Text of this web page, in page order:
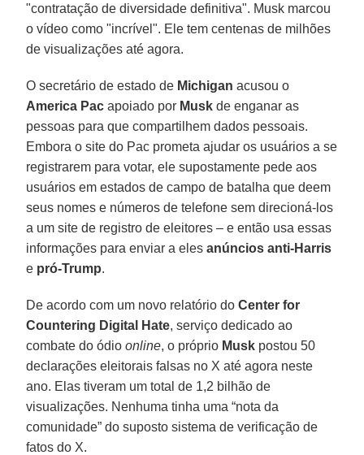
"contratação de diversidade definitiva". Musk marcou
o vídeo como "incrível". Ele tem centenas de milhões
de visualizações até agora.
O secretário de estado de Michigan acusou o
America Pac apoiado por Musk de enganar as
pessoas para que compartilhem dados pessoais.
Embora o site do Pac prometa ajudar os usuários a se
registrarem para votar, ele supostamente pede aos
usuários em estados de campo de batalha que deem
seus nomes e números de telefone sem direcioná-los
a um site de registro de eleitores – e então usa essas
informações para enviar a elesanúncios anti-Harris
e pró-Trump.
De acordo com um novo relatório doCenter for
Countering Digital Hate, serviço dedicado ao
combate do ódioonline, o próprio Musk postou 50
declarações eleitorais falsas no X até agora neste
ano. Elas tiveram um total de 1,2 bilhão de
visualizações. Nenhuma tinha uma “nota da
comunidade” do suposto sistema de verificação de
fatos do X.